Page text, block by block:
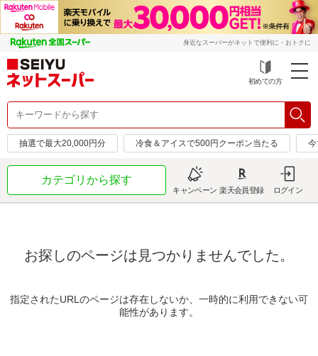
身近なスーパーがネットで便利に・おトクに
初めての方
抽選で最大20,000円分 冷食＆アイスで500円クーポン当たる
カテゴリから探す
キャンペーン 楽天会員登録 ログイン
お探しのページは見つかりませんでした。
指定されたURLのページは存在しないか、一時的に利用できない可
能性があります。